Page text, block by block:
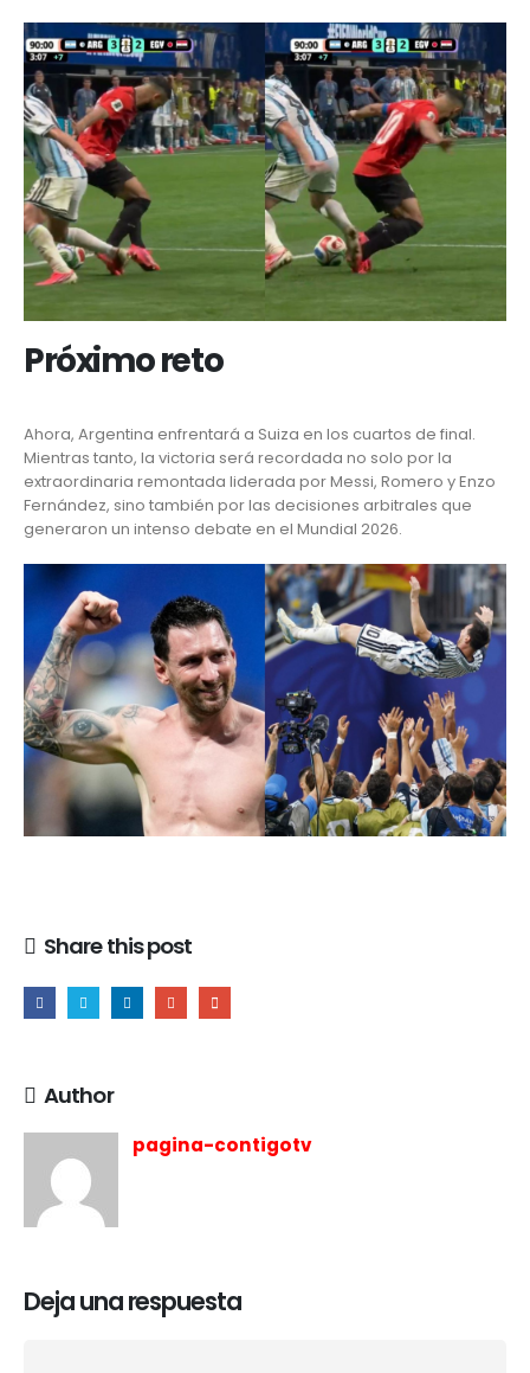
Próximo reto
Ahora, Argentina enfrentará a Suiza en los cuartos de final.
Mientras tanto, la victoria será recordada no solo por la
extraordinaria remontada liderada por Messi, Romero y Enzo
Fernández, sino también por las decisiones arbitrales que
generaron un intenso debate en el Mundial 2026.
Share this post
Author
pagina-contigotv
Deja una respuesta